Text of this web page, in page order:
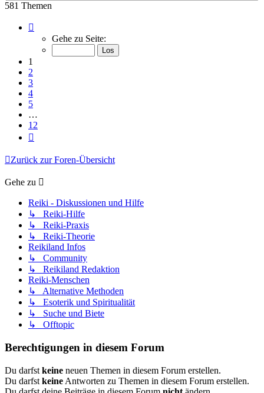
581 Themen
von
Gehe zu Seite:
1
2
3
4
5
…
12
Zurück zur Foren-Übersicht
Gehe zu
Reiki - Diskussionen und Hilfe
↳ Reiki-Hilfe
↳ Reiki-Praxis
↳ Reiki-Theorie
Reikiland Infos
↳ Community
↳ Reikiland Redaktion
Reiki-Menschen
↳ Alternative Methoden
↳ Esoterik und Spiritualität
↳ Suche und Biete
↳ Offtopic
Berechtigungen in diesem Forum
Du darfst keine neuen Themen in diesem Forum erstellen.
Du darfst keine Antworten zu Themen in diesem Forum erstellen.